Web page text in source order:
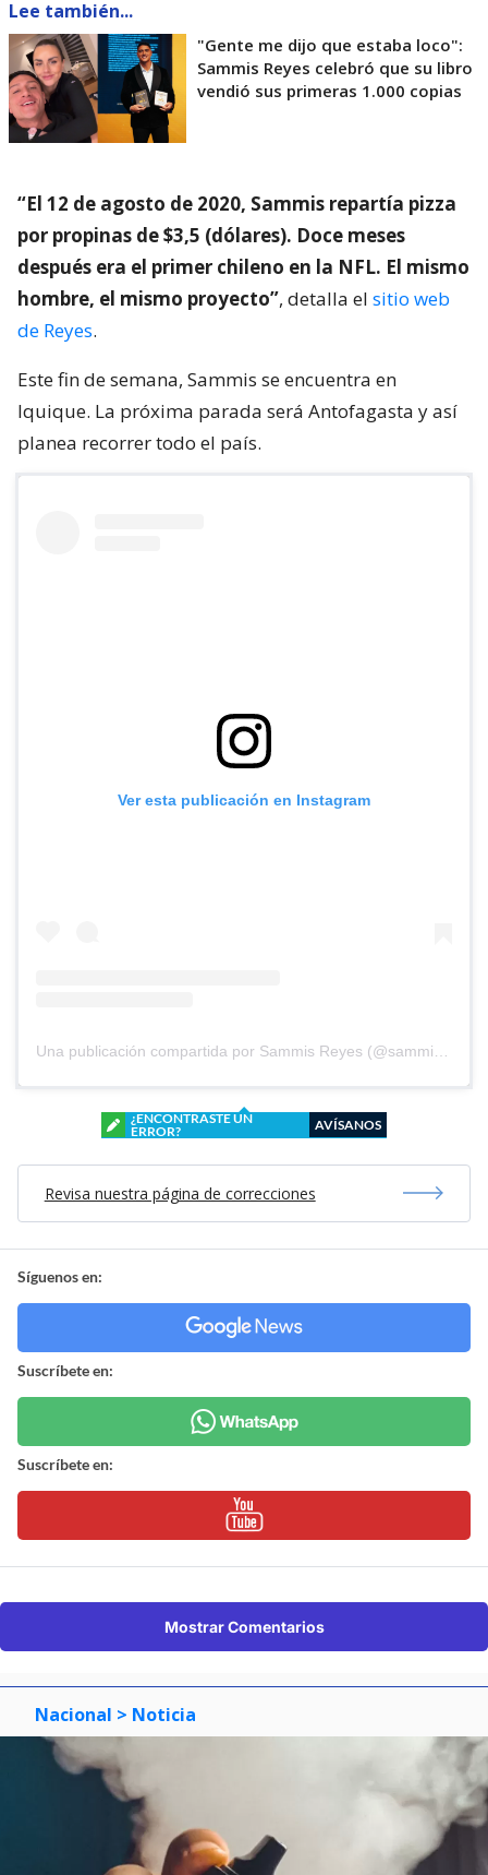
Lee también...
"Gente me dijo que estaba loco":
Sammis Reyes celebró que su libro
vendió sus primeras 1.000 copias
“El 12 de agosto de 2020, Sammis repartía pizza
por propinas de $3,5 (dólares). Doce meses
después era el primer chileno en la NFL. El mismo
hombre, el mismo proyecto”, detalla el sitio web
de Reyes.
Este fin de semana, Sammis se encuentra en
Iquique. La próxima parada será Antofagasta y así
planea recorrer todo el país.
Ver esta publicación en Instagram
¿ENCONTRASTE UN
ERROR?
AVÍSANOS
Revisa nuestra página de correcciones
Síguenos en:
Suscríbete en:
Suscríbete en:
Mostrar Comentarios
Nacional > Noticia